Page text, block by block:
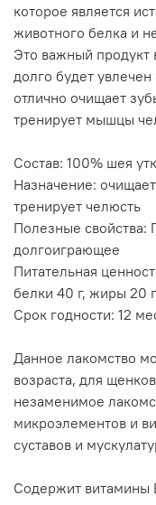
которое является
животного белка и
Это важный продукт
долго будет
отлично очищает
тренирует мышцы
Состав: 100% шея
Назначение:
тренирует челюсть
Полезные свойства:
долгоиграющее
Питательная
белки 40 г, жиры 20
Срок годности: 12
Данное лакомство
возраста, для
незаменимое
микроэлементов и
суставов и
Содержит витамины